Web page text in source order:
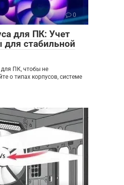
0
для ПК: Учет
для стабильной
ПК, чтобы не
о типах корпусов, системе